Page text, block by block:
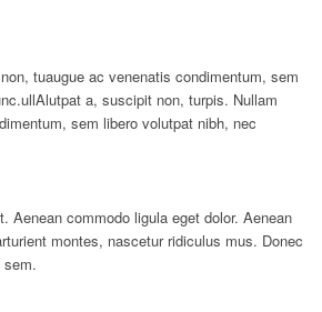
tuaugue ac venenatis condimentum, sem
a, suscipit non, turpis. Nullam
sem libero volutpat nibh, nec
Aenean commodo ligula eget dolor. Aenean
montes, nascetur ridiculus mus. Donec